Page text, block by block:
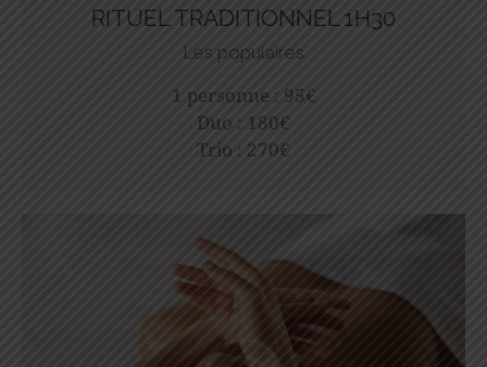
RITUEL TRADITIONNEL 1H30
Les populaires
1 personne : 95€
Duo : 180€
Trio : 270€